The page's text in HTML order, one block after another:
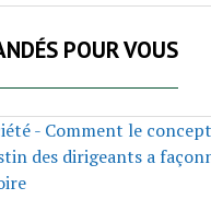
POUR VOUS